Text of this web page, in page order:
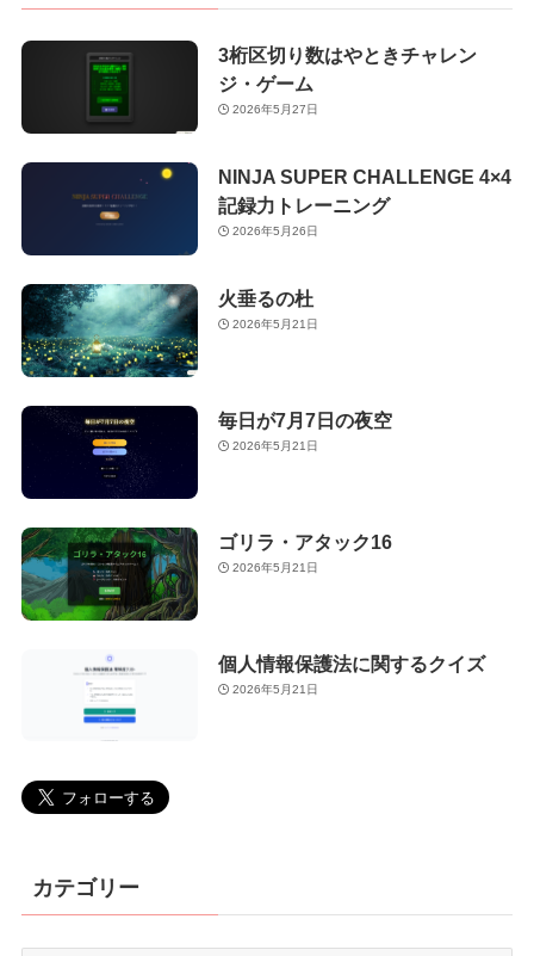
3桁区切り数はやときチャレン
ジ・ゲーム
2026年5月27日
NINJA SUPER CHALLENGE 4×4
記録力トレーニング
2026年5月26日
火垂るの杜
2026年5月21日
毎日が7月7日の夜空
2026年5月21日
ゴリラ・アタック16
2026年5月21日
個人情報保護法に関するクイズ
2026年5月21日
カテゴリー